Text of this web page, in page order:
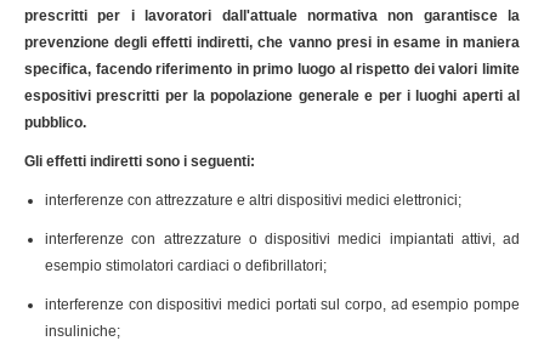
prescritti per i lavoratori dall'attuale normativa non garantisce la
prevenzione degli effetti indiretti, che vanno presi in esame in maniera
specifica, facendo riferimento in primo luogo al rispetto dei valori limite
espositivi prescritti per la popolazione generale e per i luoghi aperti al
pubblico.
Gli effetti indiretti sono i seguenti:
interferenze con attrezzature e altri dispositivi medici elettronici;
interferenze con attrezzature o dispositivi medici impiantati attivi, ad
esempio stimolatori cardiaci o defibrillatori;
interferenze con dispositivi medici portati sul corpo, ad esempio pompe
insuliniche;